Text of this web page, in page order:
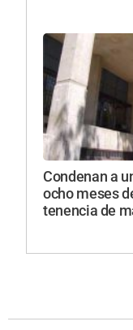
Condenan a
ocho meses
tenencia de